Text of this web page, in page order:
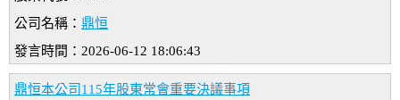
公司名稱： 鼎恒
發言時間：2026-06-12 18:06:43
鼎恒本公司115年股東常會重要決議事項